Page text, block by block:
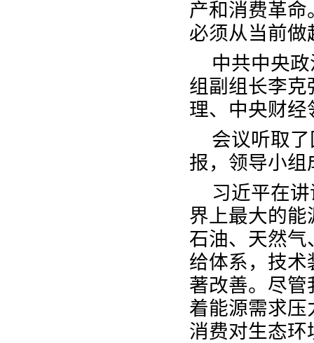
产和消费革
必须从当前
中共中央
组副组长李
理、中央财
会议听取
报，领导小组
习近平在
界上最大的
石油、天然
给体系，技
著改善。尽
着能源需求
消费对生态